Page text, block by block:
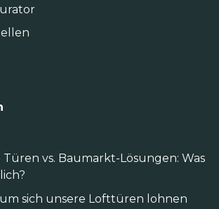
vs. Baumarkt-Lösungen: Was
sich unsere Lofttüren lohnen